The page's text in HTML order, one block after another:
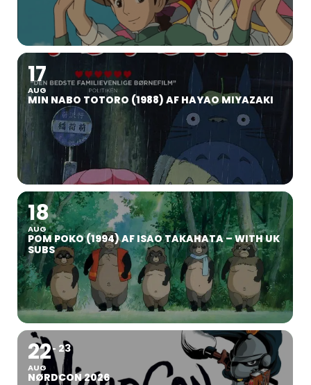
17
AUG
MIN NABO TOTORO (1988) AF HAYAO MIYAZAKI
18
AUG
POM POKO (1994) AF ISAO TAKAHATA – WITH UK
SUBS
22
AUG
23
NØRDCON 2026